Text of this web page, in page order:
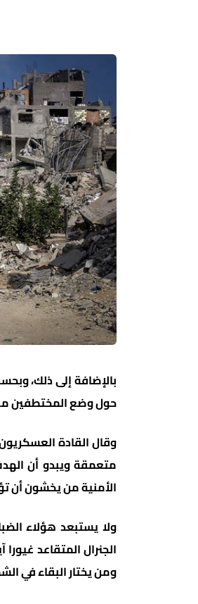
بالإضافة إلى ذلك،
حول وضع المختطفين
وقال القادة
متعمقة ويبدو أن
الأمنية من يخشون أن
ولا يستبعد هؤلاء
الجنرال المتقاعد
ومن يختار البقاء في